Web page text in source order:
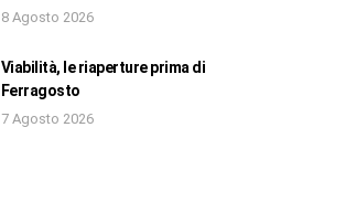
8 Agosto 2026
Viabilità, le riaperture prima di
Ferragosto
7 Agosto 2026